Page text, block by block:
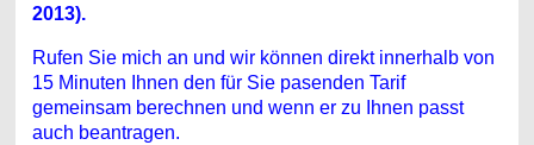
2013).
Rufen Sie mich an und wir können direkt innerhalb von
15 Minuten Ihnen den für Sie pasenden Tarif
gemeinsam berechnen und wenn er zu Ihnen passt
auch beantragen.